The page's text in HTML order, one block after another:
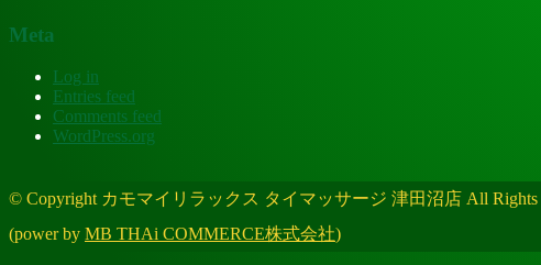
Meta
Log in
Entries feed
Comments feed
WordPress.org
© Copyright カモマイリラックス タイマッサージ 津田沼店 All Rights
(power by MB THAi COMMERCE株式会社)